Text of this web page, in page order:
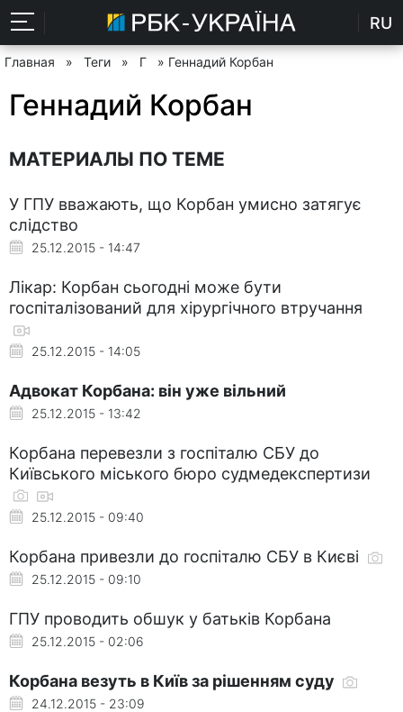
RU
Главная » Теги » Г » Геннадий Корбан
Геннадий Корбан
МАТЕРИАЛЫ ПО ТЕМЕ
У ГПУ вважають, що Корбан умисно затягує
слідство
25.12.2015 - 14:47
Лікар: Корбан сьогодні може бути
госпіталізований для хірургічного втручання
25.12.2015 - 14:05
Адвокат Корбана: він уже вільний
25.12.2015 - 13:42
Корбана перевезли з госпіталю СБУ до
Київського міського бюро судмедекспертизи
25.12.2015 - 09:40
Корбана привезли до госпіталю СБУ в Києві
25.12.2015 - 09:10
ГПУ проводить обшук у батьків Корбана
25.12.2015 - 02:06
Корбана везуть в Київ за рішенням суду
24.12.2015 - 23:09